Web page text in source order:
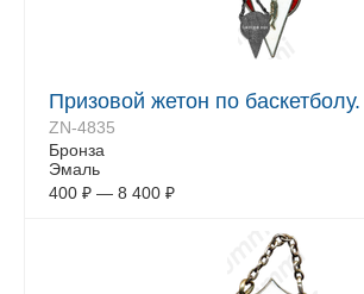
Призовой жетон по
ZN-4835
Бронза
Эмаль
400 ₽ — 8 400 ₽